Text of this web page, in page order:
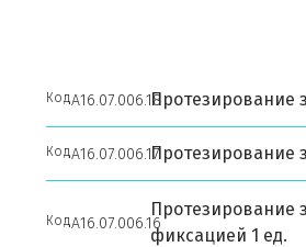
КодА16.07.006.18Протезирование
КодА16.07.006.17Протезирование
КодА16.07.006.16
Протезирование
фиксацией 1 ед.